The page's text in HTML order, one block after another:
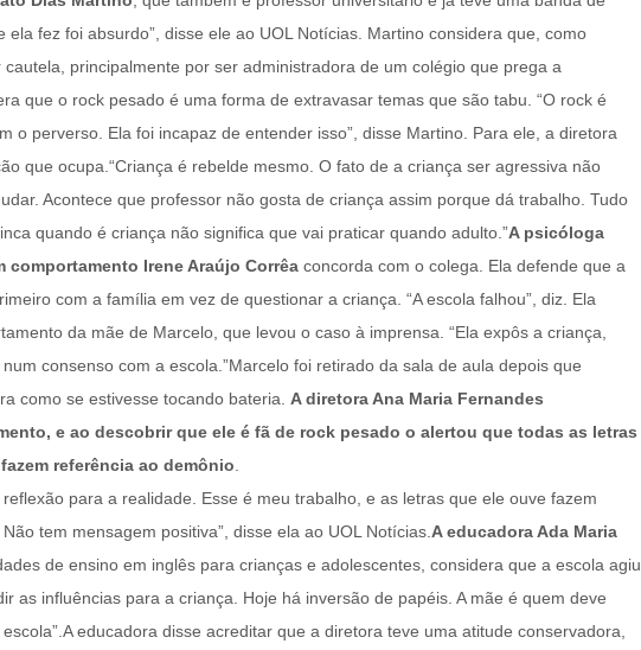
ela fez foi absurdo”, disse ele ao UOL Notícias. Martino considera que, como
principalmente por ser administradora de um colégio que prega a
que o rock pesado é uma forma de extravasar temas que são tabu. “O rock é
o perverso. Ela foi incapaz de entender isso”, disse Martino. Para ele, a diretora
que ocupa.“Criança é rebelde mesmo. O fato de a criança ser agressiva não
Acontece que professor não gosta de criança assim porque dá trabalho. Tudo
quando é criança não significa que vai praticar quando adulto.”A psicóloga
Irene Araújo Corrêa concorda com o colega. Ela defende que a
com a família em vez de questionar a criança. “A escola falhou”, diz. Ela
da mãe de Marcelo, que levou o caso à imprensa. “Ela expôs a criança,
consenso com a escola.”Marcelo foi retirado da sala de aula depois que
como se estivesse tocando bateria. A diretora Ana Maria Fernandes
e ao descobrir que ele é fã de rock pesado o alertou que todas as letras
referência ao demônio
para a realidade. Esse é meu trabalho, e as letras que ele ouve fazem
tem mensagem positiva”, disse ela ao UOL Notícias. A educadora Ada Maria
de ensino em inglês para crianças e adolescentes, considera que a escola agiu
as influências para a criança. Hoje há inversão de papéis. A mãe é quem deve
educadora disse acreditar que a diretora teve uma atitude conservadora,